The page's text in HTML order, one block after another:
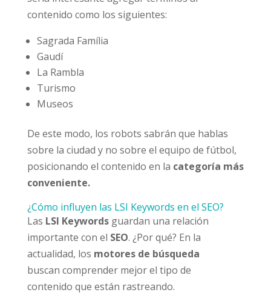
contenido como los siguientes:
Sagrada Família
Gaudí
La Rambla
Turismo
Museos
De este modo, los robots sabrán que hablas
sobre la ciudad y no sobre el equipo de fútbol,
posicionando el contenido en la categoría más
conveniente.
¿Cómo influyen las LSI Keywords en el SEO?
Las LSI Keywordsguardan una relación
importante con el SEO. ¿Por qué? En la
actualidad, los motores de búsqueda
buscan comprender mejor el tipo de
contenido que están rastreando.